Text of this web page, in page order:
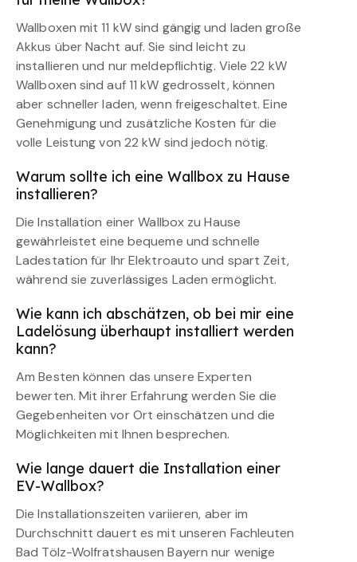
Wallboxen mit 11 kW sind gängig und laden große
Akkus über Nacht auf. Sie sind leicht zu
installieren und nur meldepflichtig. Viele 22 kW
Wallboxen sind auf 11 kW gedrosselt, können
aber schneller laden, wenn freigeschaltet. Eine
Genehmigung und zusätzliche Kosten für die
volle Leistung von 22 kW sind jedoch nötig.
Warum sollte ich eine Wallbox zu Hause
installieren?
Die Installation einer Wallbox zu Hause
gewährleistet eine bequeme und schnelle
Ladestation für Ihr Elektroauto und spart Zeit,
während sie zuverlässiges Laden ermöglicht.
Wie kann ich abschätzen, ob bei mir eine
Ladelösung überhaupt installiert werden
kann?
Am Besten können das unsere Experten
bewerten. Mit ihrer Erfahrung werden Sie die
Gegebenheiten vor Ort einschätzen und die
Möglichkeiten mit Ihnen besprechen.
Wie lange dauert die Installation einer
EV-Wallbox?
Die Installationszeiten variieren, aber im
Durchschnitt dauert es mit unseren Fachleuten
Bad Tölz-Wolfratshausen Bayern nur wenige